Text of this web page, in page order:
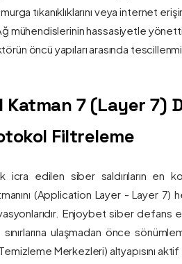
tıkanıklıklarını veya internet
mühendislerinin hassasiyetle
öncü yapıları arasında
Katman 7 (Layer 7)
Filtreleme
icra edilen siber saldırıların en
(Application Layer - Layer 7)
Enjoybet siber
ulaşmadan önce
Merkezleri) altyapısını